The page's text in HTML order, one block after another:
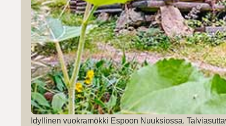
Idyllinen vuokramökki Espoon Nuuksiossa.